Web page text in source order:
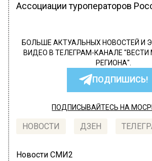
Ассоциации туроператоров
БОЛЬШЕ АКТУАЛЬНЫХ НОВОСТЕЙ И
ВИДЕО В ТЕЛЕГРАМ-КАНАЛЕ
РЕГИОНА".
ПОДПИШИСЬ!
ПОДПИСЫВАЙТЕСЬ НА
НОВОСТИ ДЗЕН
Новости СМИ2